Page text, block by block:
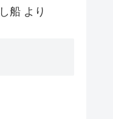
船 より